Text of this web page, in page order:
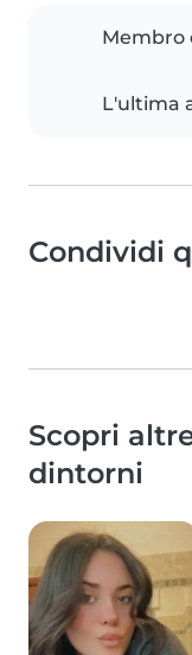
Membro
L'ultima
Condividi
Scopri
dintorni